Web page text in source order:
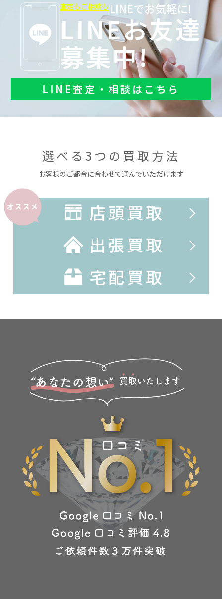
査定もご相談も LINEでお気軽に!
LINEお友達
募集中!
LINE査定・相談はこちら
選べる3つの買取方法
お客様のご都合に合わせて選んでいただけます
オススメ
店頭買取
出張買取
宅配買取